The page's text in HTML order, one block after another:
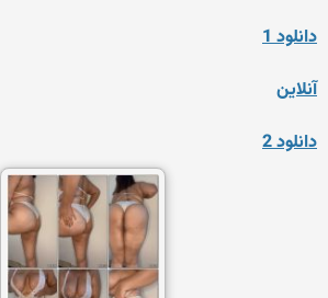
دانلود 1
آنلاین
دانلود 2